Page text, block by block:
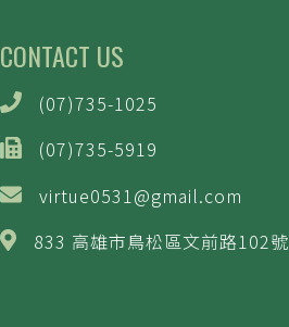
CONTACT US
(07)735-1025
(07)735-5919
virtue0531@gmail.com
833 高雄市鳥松區文前路102號